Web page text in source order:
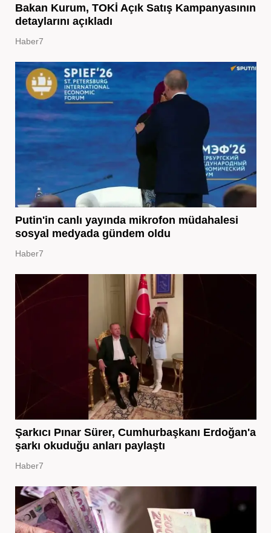
Bakan Kurum, TOKİ Açık Satış Kampanyasının
detaylarını açıkladı
Haber7
Putin'in canlı yayında mikrofon müdahalesi
sosyal medyada gündem oldu
Haber7
Şarkıcı Pınar Sürer, Cumhurbaşkanı Erdoğan'a
şarkı okuduğu anları paylaştı
Haber7